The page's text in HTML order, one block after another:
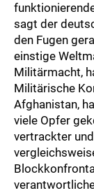
sagt der
den Fugen
einstige
Militärmacht,
Militärische
Afghanistan,
viele Opfer
vertrackter